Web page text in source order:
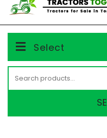
Select
for: